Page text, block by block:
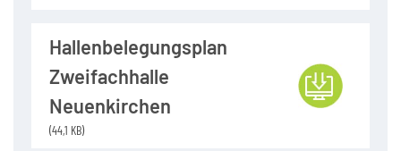
Hallenbelegungsplan
Zweifachhalle
Neuenkirchen
(44,1 KB)